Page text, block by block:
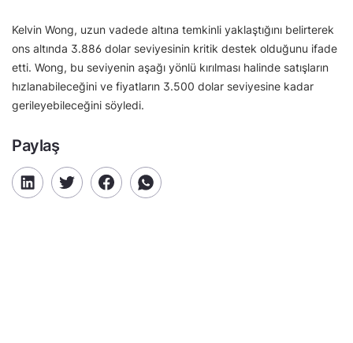
Kelvin Wong, uzun vadede altına temkinli yaklaştığını belirterek
ons altında 3.886 dolar seviyesinin kritik destek olduğunu ifade
etti. Wong, bu seviyenin aşağı yönlü kırılması halinde satışların
hızlanabileceğini ve fiyatların 3.500 dolar seviyesine kadar
gerileyebileceğini söyledi.
Paylaş